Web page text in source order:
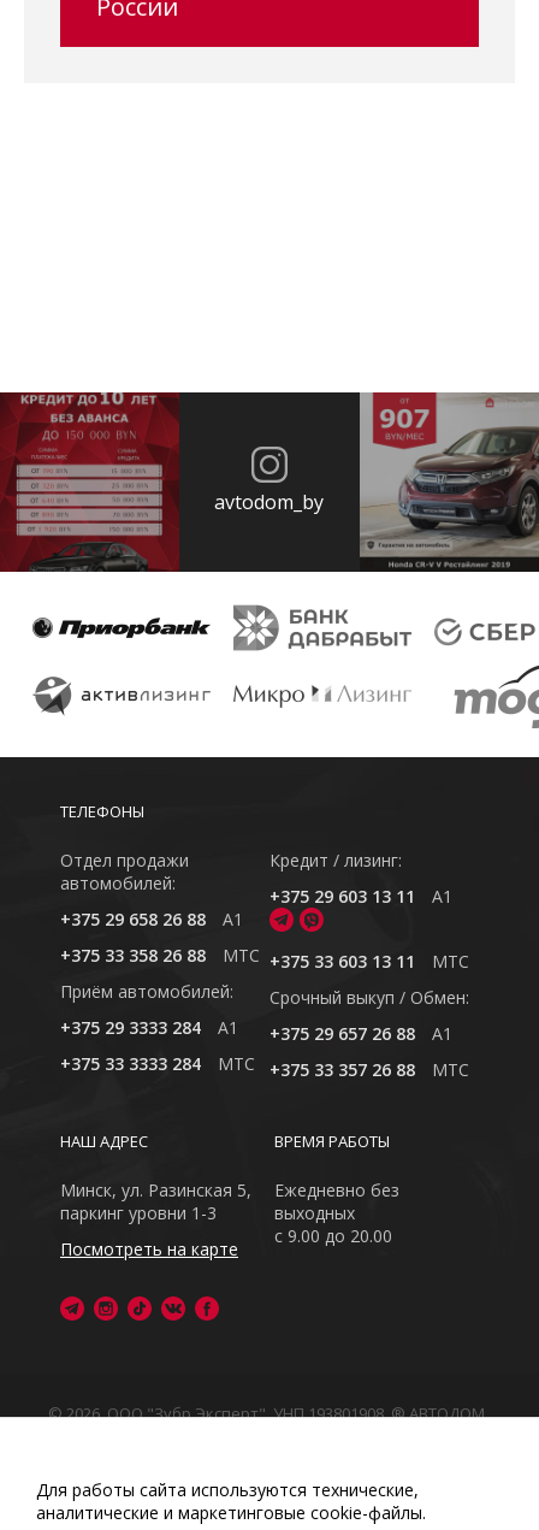
России
avtodom_by
ТЕЛЕФОНЫ
Отдел продажи
автомобилей:
+375 29 658 26 88
A1
+375 33 358 26 88
MTC
Приём автомобилей:
+375 29 3333 284
A1
+375 33 3333 284
MTC
Кредит / лизинг:
+375 29 603 13 11
A1
+375 33 603 13 11
MTC
Cрочный выкуп / Обмен:
+375 29 657 26 88
A1
+375 33 357 26 88
MTC
ВРЕМЯ РАБОТЫ
Ежедневно без
выходных
с 9.00 до 20.00
НАШ АДРЕС
Минск, ул. Разинская 5,
паркинг уровни 1-3
Посмотреть на карте
© 2026, ООО "Зубр Эксперт", УНП 193801908. ® АВТОДОМ
Обращаем Ваше внимание на то, что данный интернет-
сайт носит исключительно информационный характер
Любое использование либо копирование материалов
Для работы сайта используются технические,
аналитические и маркетинговые сооkіе-файлы.